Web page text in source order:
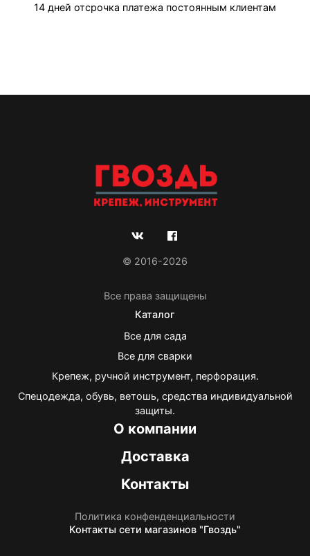
14 дней отсрочка платежа постоянным клиентам
© 2016-2026
Все права защищены
Каталог
Все для сада
Все для сварки
Крепеж, ручной инструмент, перфорация.
Спецодежда, обувь, ветошь, средства индивидуальной
защиты.
О компании
Доставка
Контакты
Политика конфенденциальности
Контакты сети магазинов "Гвоздь"